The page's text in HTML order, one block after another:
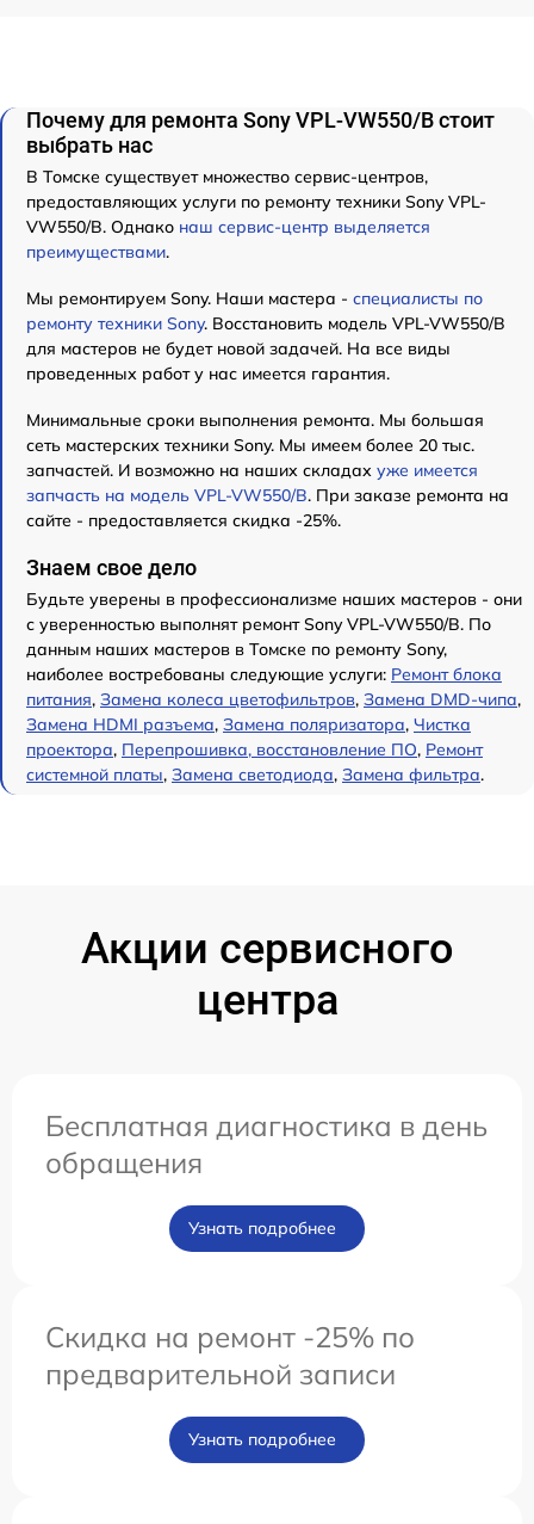
Почему для ремонта Sony VPL-VW550/B стоит
выбрать нас
В Томске существует множество сервис-центров,
предоставляющих услуги по ремонту техники Sony VPL-
VW550/B. Однако наш сервис-центр выделяется
преимуществами.
Мы ремонтируем Sony. Наши мастера - специалисты по
ремонту техники Sony. Восстановить модель VPL-VW550/B
для мастеров не будет новой задачей. На все виды
проведенных работ у нас имеется гарантия.
Минимальные сроки выполнения ремонта. Мы большая
сеть мастерских техники Sony. Мы имеем более 20 тыс.
запчастей. И возможно на наших складах уже имеется
запчасть на модель VPL-VW550/B. При заказе ремонта на
сайте - предоставляется скидка -25%.
Знаем свое дело
Будьте уверены в профессионализме наших мастеров - они
с уверенностью выполнят ремонт Sony VPL-VW550/B. По
данным наших мастеров в Томске по ремонту Sony,
наиболее востребованы следующие услуги: Ремонт блока
питания, Замена колеса цветофильтров, Замена DMD-чипа,
Замена HDMI разъема, Замена поляризатора, Чистка
проектора, Перепрошивка, восстановление ПО, Ремонт
системной платы, Замена светодиода, Замена фильтра.
Акции сервисного
центра
Бесплатная диагностика в день
обращения
Узнать подробнее
Скидка на ремонт -25% по
предварительной записи
Узнать подробнее